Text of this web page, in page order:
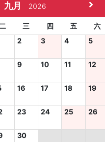
九月 2026
三 四 五
六
2 3 4 5
9 10 11 12
16 17 18 19
23 24 25 26
30